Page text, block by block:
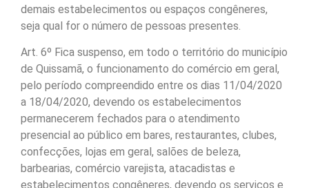
demais estabelecimentos ou espaços congêneres,
seja qual for o número de pessoas presentes.
Art. 6º Fica suspenso, em todo o território do município
de Quissamã, o funcionamento do comércio em geral,
pelo período compreendido entre os dias 11/04/2020
a 18/04/2020, devendo os estabelecimentos
permanecerem fechados para o atendimento
presencial ao público em bares, restaurantes, clubes,
confecções, lojas em geral, salões de beleza,
barbearias, comércio varejista, atacadistas e
estabelecimentos congêneres, devendo os serviços e